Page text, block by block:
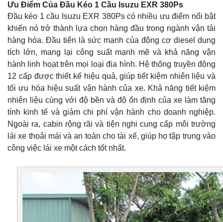
Ưu Điểm Của Đầu Kéo 1 Cầu Isuzu EXR 380Ps
Đầu kéo 1 cầu Isuzu EXR 380Ps có nhiều ưu điểm nổi bật
khiến nó trở thành lựa chọn hàng đầu trong ngành vận tải
hàng hóa. Đầu tiên là sức mạnh của động cơ diesel dung
tích lớn, mang lại công suất mạnh mẽ và khả năng vận
hành linh hoạt trên mọi loại địa hình. Hệ thống truyền động
12 cấp được thiết kế hiệu quả, giúp tiết kiệm nhiên liệu và
tối ưu hóa hiệu suất vận hành của xe. Khả năng tiết kiệm
nhiên liệu cùng với độ bền và độ ổn định của xe làm tăng
tính kinh tế và giảm chi phí vận hành cho doanh nghiệp.
Ngoài ra, cabin rộng rãi và tiện nghi cung cấp môi trường
lái xe thoải mái và an toàn cho tài xế, giúp họ tập trung vào
công việc lái xe một cách tốt nhất.